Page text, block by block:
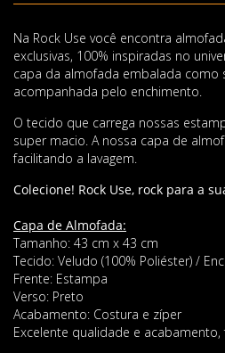
Na Rock Use você encontra
exclusivas, 100% inspiradas no
capa da almofada embalada como
acompanhada pelo enchimento.
O tecido que carrega nossas
super macio. A nossa capa de
facilitando a lavagem.
Colecione! Rock Use, rock para a
Capa de Almofada:
Tamanho: 43 cm x 43 cm
Tecido: Veludo (100% Poliéster) /
Frente: Estampa
Verso: Preto
Acabamento: Costura e zíper
Excelente qualidade e acabamento,